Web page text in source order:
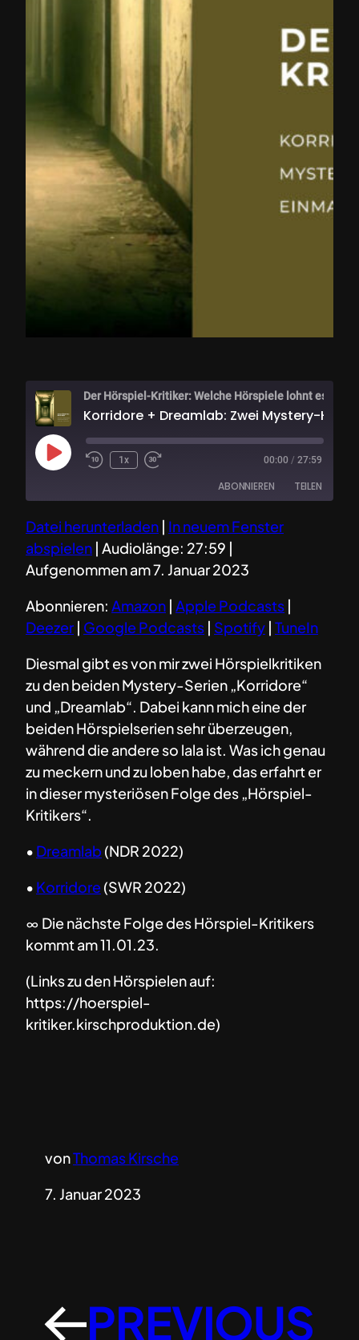
Play
1x 00:00 / 27:59
ABONNIEREN TEILEN
Amazon Apple Podcasts
Deezer Google Podcasts
RSS FEED
TEILEN
LINK
EMBED
Datei herunterladen | In neuem Fenster
abspielen | Audiolänge: 27:59 |
Aufgenommen am 7. Januar 2023
Abonnieren: Amazon | Apple Podcasts |
Deezer | Google Podcasts | Spotify | TuneIn
Diesmal gibt es von mir zwei Hörspielkritiken
zu den beiden Mystery-Serien „Korridore“
und „Dreamlab“. Dabei kann mich eine der
beiden Hörspielserien sehr überzeugen,
während die andere so lala ist. Was ich genau
zu meckern und zu loben habe, das erfahrt er
in dieser mysteriösen Folge des „Hörspiel-
Kritikers“.
• Dreamlab (NDR 2022)
• Korridore(SWR 2022)
∞ Die nächste Folge des Hörspiel-Kritikers
kommt am 11.01.23.
(Links zu den Hörspielen auf:
https://hoerspiel-
kritiker.kirschproduktion.de)
vonThomas Kirsche
7. Januar 2023
←PREVIOUS